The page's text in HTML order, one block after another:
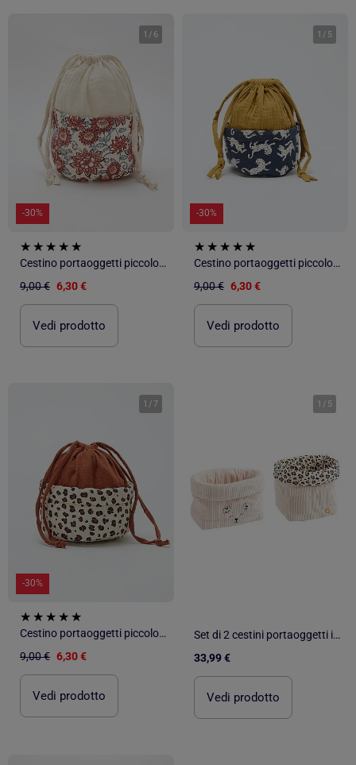
1 / 6
-30%
Cestino portaoggetti piccolo 12 x 22 cm - Kiabi Home
9,00 € 6,30 €
Vedi prodotto
1 / 5
-30%
Cestino portaoggetti piccolo 12 x 22 cm - Kiabi Home
9,00 € 6,30 €
Vedi prodotto
1 / 7
-30%
Cestino portaoggetti piccolo 12 x 22 cm - Kiabi Home
9,00 € 6,30 €
Vedi prodotto
1 / 5
Set di 2 cestini portaoggetti in velluto a coste con dettagli - SAUTHON
33,99 €
Vedi prodotto